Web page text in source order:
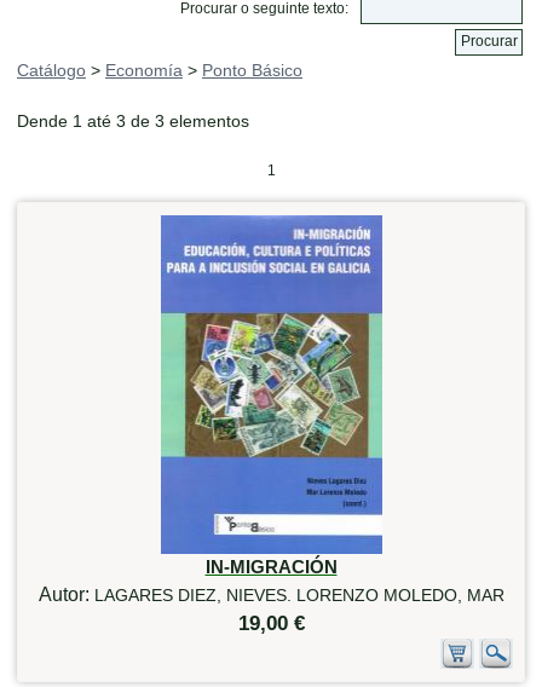
Procurar o seguinte texto:
Catálogo > Economía > Ponto Básico
Dende 1 até 3 de 3 elementos
1
IN-MIGRACIÓN
Autor: LAGARES DIEZ, NIEVES. LORENZO MOLEDO, MAR
19,00 €